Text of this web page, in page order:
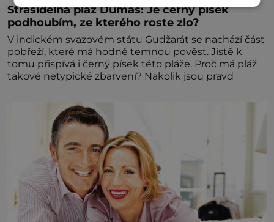
Strašidelná pláž Dumas: Je černý písek
podhoubím, ze kterého roste zlo?
V indickém svazovém státu Gudžarát se nachází část
pobřeží, které má hodně temnou pověst. Jistě k
tomu přispívá i černý písek této pláže. Proč má pláž
takové netypické zbarvení? Nakolik jsou pravd